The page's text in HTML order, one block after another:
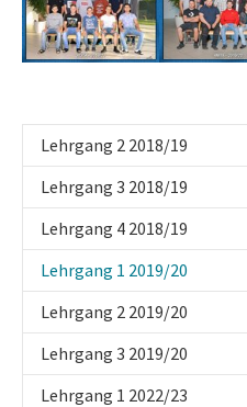
Lehrgang 2 2018/19
Lehrgang 3 2018/19
Lehrgang 4 2018/19
Lehrgang 1 2019/20
Lehrgang 2 2019/20
Lehrgang 3 2019/20
Lehrgang 1 2022/23